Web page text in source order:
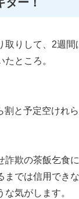
取りして、2週間
ところ。
割と予定空けれ
詐欺の茶飯乞食
までは信用でき
気がします。